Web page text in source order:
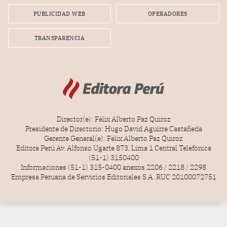
PUBLICIDAD WEB OPERADORES
TRANSPARENCIA
Director(e): Félix Alberto Paz Quiroz
Presidente de Directorio: Hugo David Aguirre Castañeda
Gerente General(e): Félix Alberto Paz Quiroz
Editora Perú Av. Alfonso Ugarte 873, Lima 1 Central Telefónica
(51-1) 3150400
Informaciones (51-1) 315-0400 anexos 2206 / 2218 / 2298
Empresa Peruana de Servicios Editoriales S.A. RUC 20100072751